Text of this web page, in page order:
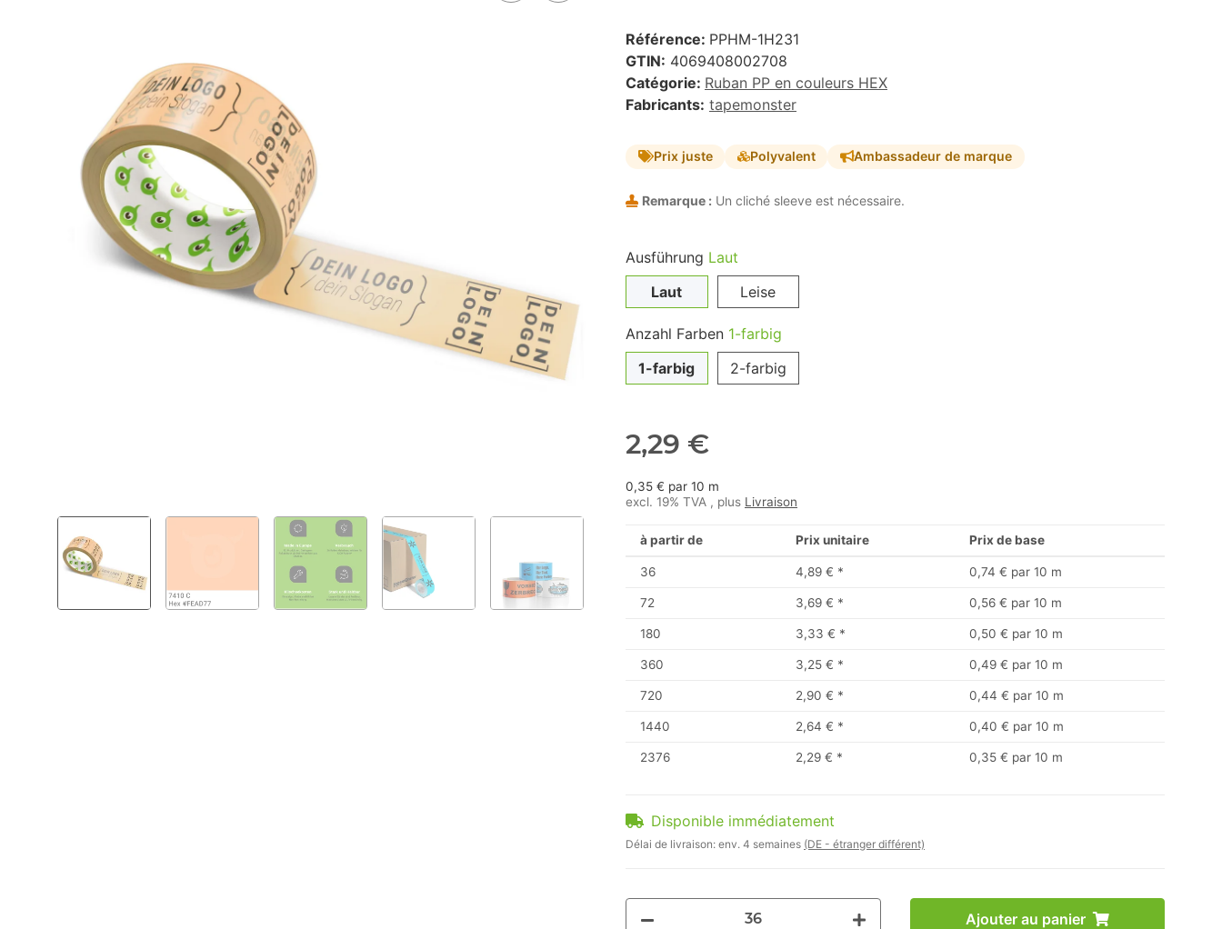
Référence: PPHM-1H231
GTIN: 4069408002708
Catégorie: Ruban PP en couleurs HEX
Fabricants: tapemonster
Prix juste Polyvalent Ambassadeur de marque
Remarque : Un cliché sleeve est nécessaire.
Ausführung Laut
Laut
Leise
Anzahl Farben 1-farbig
1-farbig
2-farbig
2,29 €
0,35 € par 10 m
excl. 19% TVA , plus Livraison
à partir de Prix unitaire Prix de base
36 4,89 € * 0,74 € par 10 m
72 3,69 € * 0,56 € par 10 m
180 3,33 € * 0,50 € par 10 m
360 3,25 € * 0,49 € par 10 m
720 2,90 € * 0,44 € par 10 m
1440 2,64 € * 0,40 € par 10 m
2376 2,29 € * 0,35 € par 10 m
Disponible immédiatement
Délai de livraison: env. 4 semaines (DE - étranger différent)
Ajouter au panier